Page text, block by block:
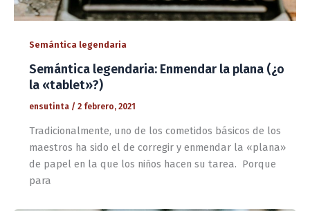
Semántica legendaria
Semántica legendaria: Enmendar la plana (¿o
la «tablet»?)
ensutinta / 2 febrero, 2021
Tradicionalmente, uno de los cometidos básicos de los
maestros ha sido el de corregir y enmendar la «plana»
de papel en la que los niños hacen su tarea. Porque
para